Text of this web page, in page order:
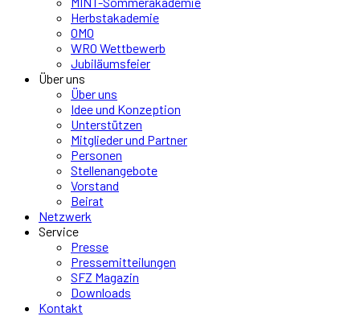
Herbstakademie
OMO
WRO Wettbewerb
Jubiläumsfeier
Über uns
Über uns
Idee und Konzeption
Unterstützen
Mitglieder und Partner
Personen
Stellenangebote
Vorstand
Beirat
Netzwerk
Service
Presse
Pressemitteilungen
SFZ Magazin
Downloads
Kontakt